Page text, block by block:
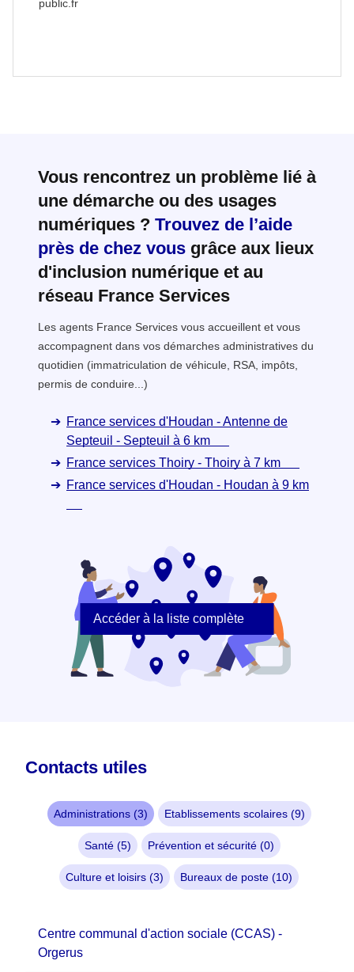
public.fr
Vous rencontrez un problème lié à
une démarche ou des usages
numériques ? Trouvez de l’aide
près de chez vous grâce aux lieux
d'inclusion numérique et au
réseau France Services
Les agents France Services vous accueillent et vous
accompagnent dans vos démarches administratives du
quotidien (immatriculation de véhicule, RSA, impôts,
permis de conduire...)
France services d'Houdan - Antenne de
Septeuil - Septeuil à 6 km
France services Thoiry - Thoiry à 7 km
France services d'Houdan - Houdan à 9 km
Accéder à la liste complète
Contacts utiles
Administrations (3) Etablissements scolaires (9)
Santé (5) Prévention et sécurité (0)
Culture et loisirs (3) Bureaux de poste (10)
Centre communal d'action sociale (CCAS) -
Orgerus